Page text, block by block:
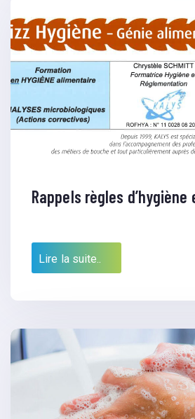
Rappels règles